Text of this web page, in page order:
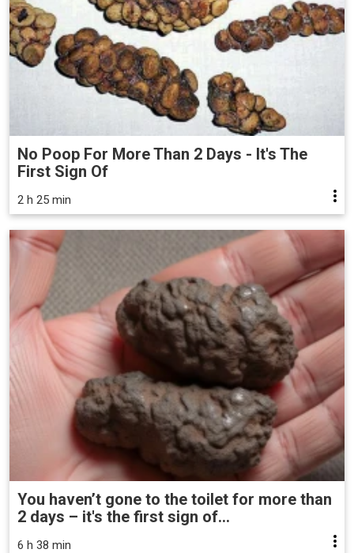
No Poop For More Than 2 Days - It's The
First Sign Of
2 h 25 min
You haven’t gone to the toilet for more than
2 days – it's the first sign of...
6 h 38 min